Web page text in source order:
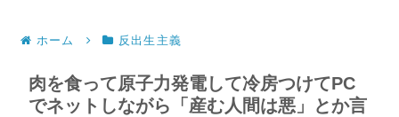
ホーム 反出生主義
肉を食って原子力発電して冷房つけてPC
でネットしながら「産む人間は悪」とか言